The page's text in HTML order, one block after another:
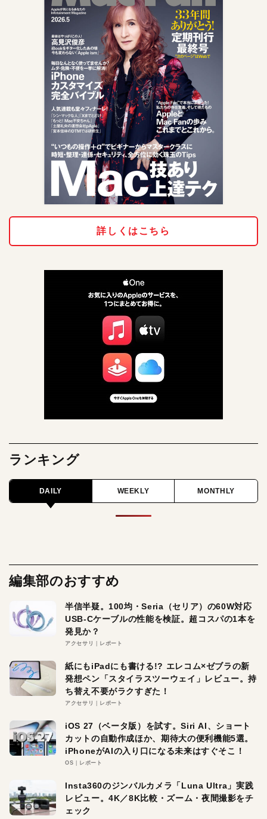
詳しくはこちら
ランキング
DAILY WEEKLY MONTHLY
編集部のおすすめ
半信半疑。100均・Seria（セリア）の60W対応
USB-Cケーブルの性能を検証。超コスパの1本を
発見か？
アクセサリ レポート
紙にもiPadにも書ける!? エレコム×ゼブラの新
発想ペン「スタイラスツーウェイ」レビュー。持
ち替え不要がラクすぎた！
アクセサリ レポート
iOS 27（ベータ版）を試す。Siri AI、ショート
カットの自動作成ほか、期待大の便利機能5選。
iPhoneがAIの入り口になる未来はすぐそこ！
OS レポート
Insta360のジンバルカメラ「Luna Ultra」実践
レビュー。4K／8K比較・ズーム・夜間撮影をチ
ェック